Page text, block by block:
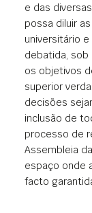
e das
possa diluir
universitário
debatida,
os objetivos
superior
decisões
inclusão de
processo de
Assembleia
espaço onde
facto